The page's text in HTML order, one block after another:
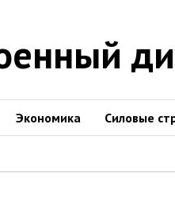
Экономика Силовые